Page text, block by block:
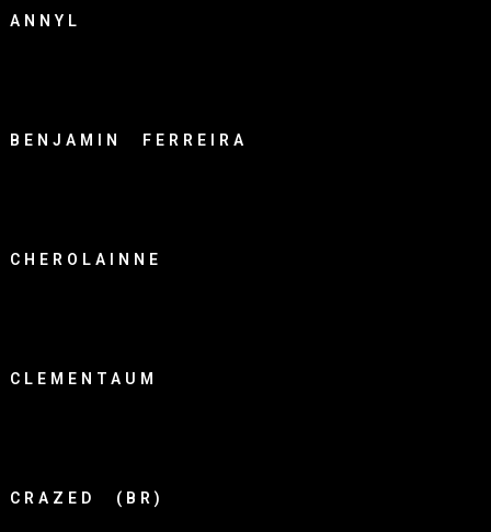
ANNYL
BENJAMIN FERREIRA
CHEROLAINNE
CLEMENTAUM
CRAZED (BR)